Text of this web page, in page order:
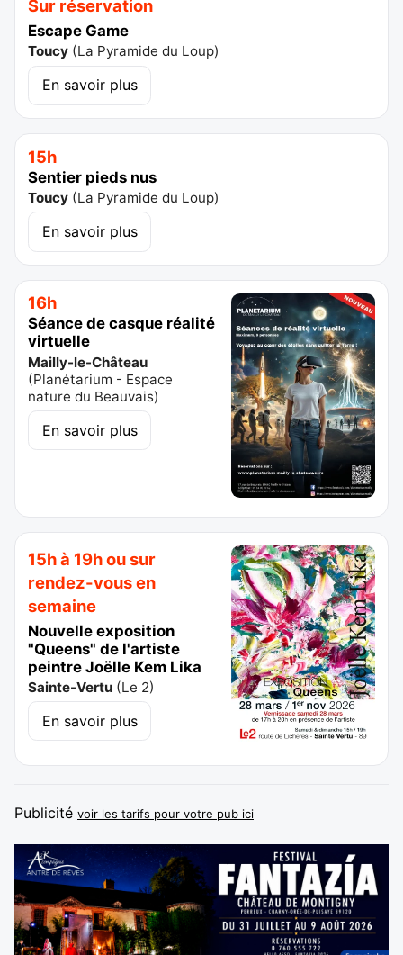
Sur réservation
Escape Game
Toucy (La Pyramide du Loup)
En savoir plus
15h
Sentier pieds nus
Toucy (La Pyramide du Loup)
En savoir plus
16h
Séance de casque réalité
virtuelle
Mailly-le-Château
(Planétarium - Espace
nature du Beauvais)
En savoir plus
15h à 19h ou sur
rendez-vous en
semaine
Nouvelle exposition
"Queens" de l'artiste
peintre Joëlle Kem Lika
Sainte-Vertu (Le 2)
En savoir plus
Publicité voir les tarifs pour votre pub ici